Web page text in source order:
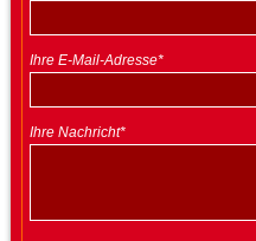
Ihre E-Mail-Adresse*
Ihre Nachricht*